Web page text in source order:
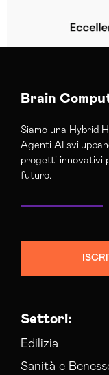
Brain
Siamo una Hybrid
Agenti AI
progetti innovativi
futuro.
Settori:
Edilizia
Sanità e